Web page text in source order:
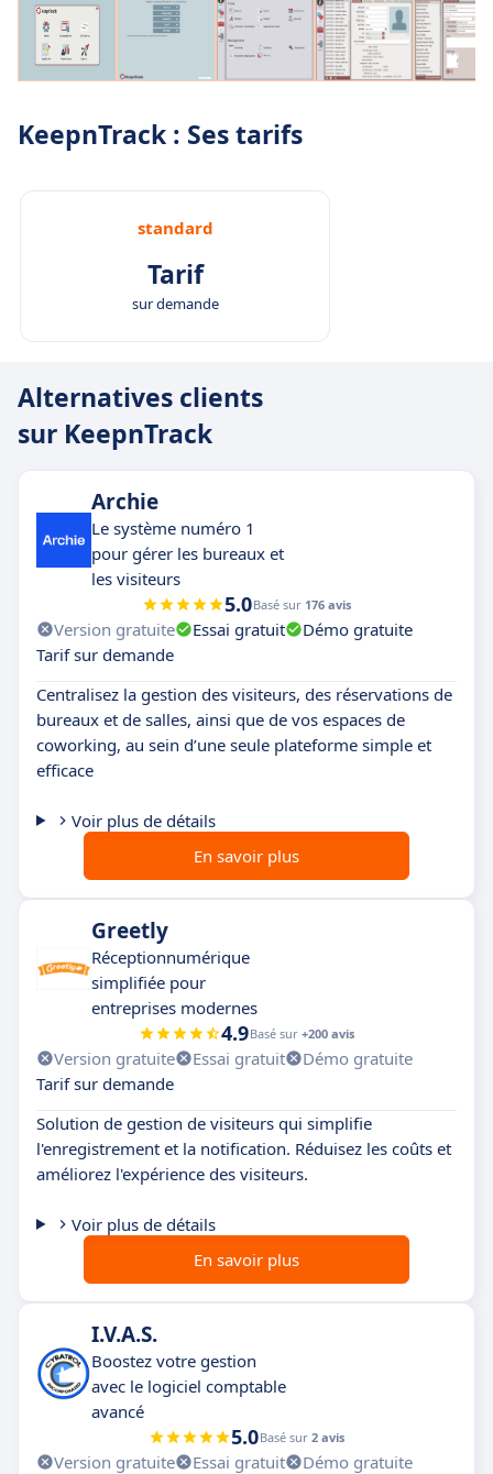
KeepnTrack : Ses tarifs
standard
Tarif
sur demande
Alternatives clients
sur KeepnTrack
Archie
Le système numéro 1
pour gérer les bureaux et
les visiteurs
5.0Basé sur 176 avis
Version gratuite Essai gratuit
Démo gratuite
Tarif sur demande
Centralisez la gestion des visiteurs, des réservations de
bureaux et de salles, ainsi que de vos espaces de
coworking, au sein d’une seule plateforme simple et
efficace
Voir plus de détails
En savoir plus
Greetly
Réceptionnumérique
simplifiée pour
entreprises modernes
4.9Basé sur +200 avis
Version gratuite Essai gratuit
Démo gratuite
Tarif sur demande
Solution de gestion de visiteurs qui simplifie
l'enregistrement et la notification. Réduisez les coûts et
améliorez l'expérience des visiteurs.
Voir plus de détails
En savoir plus
I.V.A.S.
Boostez votre gestion
avec le logiciel comptable
avancé
5.0Basé sur 2 avis
Version gratuite Essai gratuit
Démo gratuite